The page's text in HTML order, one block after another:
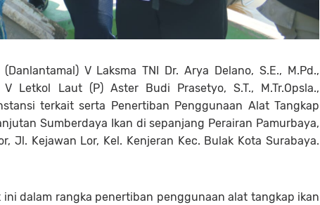
V Laksma TNI Dr. Arya Delano, S.E., M.Pd.,
Letkol Laut (P) Aster Budi Prasetyo, S.T., M.Tr.Opsla.,
terkait serta Penertiban Penggunaan Alat Tangkap
Sumberdaya Ikan di sepanjang Perairan Pamurbaya,
Jl. Kejawan Lor, Kel. Kenjeran Kec. Bulak Kota Surabaya.
dalam rangka penertiban penggunaan alat tangkap ikan